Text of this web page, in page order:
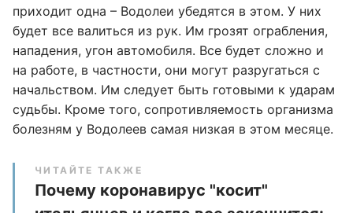
приходит одна – Водолеи убедятся в этом. У них
будет все валиться из рук. Им грозят ограбления,
нападения, угон автомобиля. Все будет сложно и
на работе, в частности, они могут разругаться с
начальством. Им следует быть готовыми к ударам
судьбы. Кроме того, сопротивляемость организма
болезням у Водолеев самая низкая в этом месяце.
ЧИТАЙТЕ ТАКЖЕ
Почему коронавирус "косит"